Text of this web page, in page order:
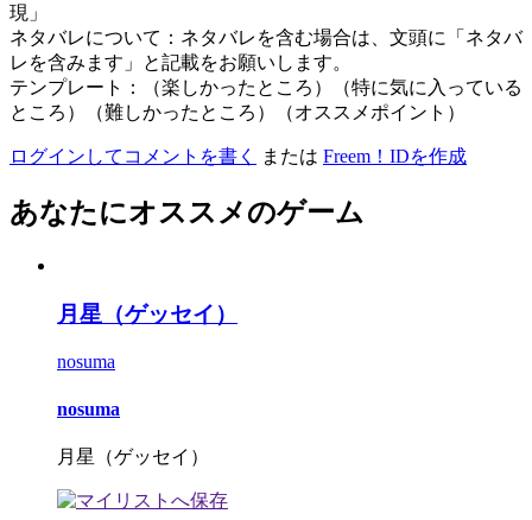
現」
ネタバレについて：ネタバレを含む場合は、文頭に「ネタバ
レを含みます」と記載をお願いします。
テンプレート：（楽しかったところ）（特に気に入っている
ところ）（難しかったところ）（オススメポイント）
ログインしてコメントを書く または Freem！IDを作成
あなたにオススメのゲーム
月星（ゲッセイ）
nosuma
nosuma
月星（ゲッセイ）